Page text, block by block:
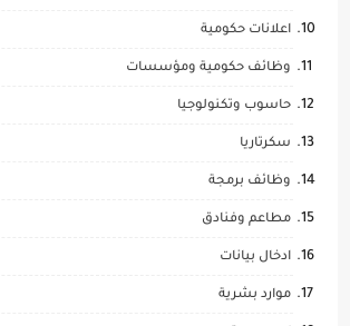
اعلانات حكومية
وظائف حكومية ومؤسسات
حاسوب وتكنولوجيا
سكرتاريا
وظائف برمجة
مطاعم وفنادق
ادخال بيانات
موارد بشرية